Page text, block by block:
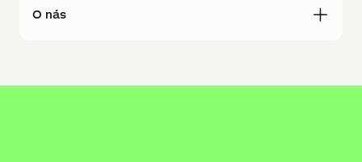
O nás